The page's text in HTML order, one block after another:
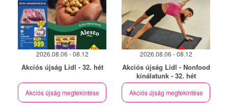
2026.08.06 - 08.12
Akciós újság Lidl - 32. hét
Akciós újság megtekintése
2026.08.06 - 08.12
Akciós újság Lidl - Nonfood
kínálatunk - 32. hét
Akciós újság megtekintése